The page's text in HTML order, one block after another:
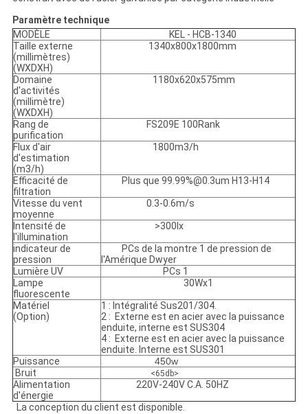
Paramètre technique
MODÈLE
KEL - HCB-1340
Taille externe
(millimètres)
(WXDXH)
1340x800x1800mm
Domaine
d'activités
(millimètre)
(WXDXH)
1180x620x575mm
Rang de
purification
FS209E 100Rank
Flux d'air
d'estimation
(m3/h)
1800m3/h
Efficacité de
filtration
Plus que 99.99%@0.3um H13-H14
Vitesse du vent
moyenne
0.3-0.6m/s
Intensité de
l'illumination
>300lx
indicateur de
pression
PCs de la montre 1 de pression de
l'Amérique Dwyer
Lumière UV
PCs 1
Lampe
fluorescente
30Wx1
Matériel
(Option)
1 : Intégralité Sus201/304.
2 : Externe est en acier avec la puissance
enduite, interne est SUS304
4 : Externe est en acier avec la puissance
enduite. Interne est SUS301
Puissance
450w
Bruit
<65db>
Alimentation
d'énergie
220V-240V C.A. 50HZ
La conception du client est disponible.